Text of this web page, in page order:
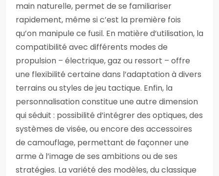
main naturelle, permet de se familiariser
rapidement, même si c’est la première fois
qu’on manipule ce fusil. En matière d’utilisation, la
compatibilité avec différents modes de
propulsion – électrique, gaz ou ressort – offre
une flexibilité certaine dans l’adaptation à divers
terrains ou styles de jeu tactique. Enfin, la
personnalisation constitue une autre dimension
qui séduit : possibilité d’intégrer des optiques, des
systèmes de visée, ou encore des accessoires
de camouflage, permettant de façonner une
arme à l’image de ses ambitions ou de ses
stratégies. La variété des modèles, du classique